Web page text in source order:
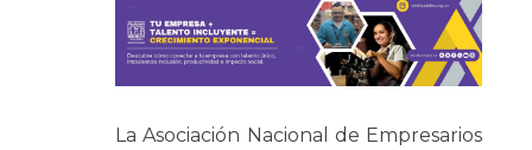
La Asociación Nacional de Empresarios